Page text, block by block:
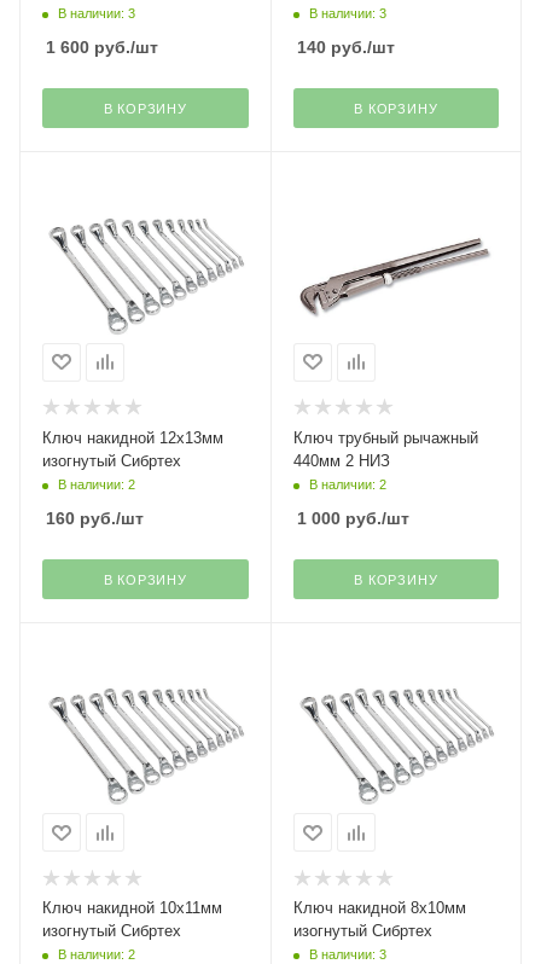
В наличии: 3
1 600 руб./шт
В КОРЗИНУ
В наличии: 3
140руб./шт
В КОРЗИНУ
Ключ накидной 12х13мм
изогнутый Сибртех
В наличии: 2
160 руб./шт
В КОРЗИНУ
Ключ трубный рычажный
440мм 2 НИЗ
В наличии: 2
1 000руб./шт
В КОРЗИНУ
Ключ накидной 10х11мм
изогнутый Сибртех
В наличии: 2
Ключ накидной 8х10мм
изогнутый Сибртех
В наличии: 3